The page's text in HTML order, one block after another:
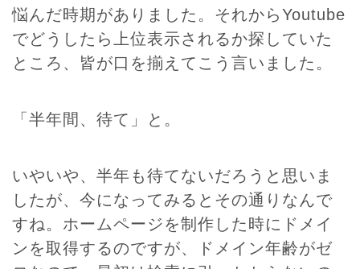
悩んだ時期がありました。それからYoutube
でどうしたら上位表示されるか探していた
ところ、皆が口を揃えてこう言いました。
「半年間、待て」と。
いやいや、半年も待てないだろうと思いま
したが、今になってみるとその通りなんで
すね。ホームページを制作した時にドメイ
ンを取得するのですが、ドメイン年齢がゼ